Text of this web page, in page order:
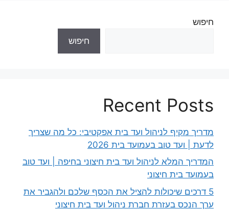
חיפוש
חיפוש
Recent Posts
מדריך מקיף לניהול ועד בית אפקטיבי: כל מה שצריך
לדעת | ועד טוב בעמועד בית 2026
המדריך המלא לניהול ועד בית חיצוני בחיפה | ועד טוב
בעמועד בית חיצוני
5 דרכים שיכולות להציל את הכסף שלכם ולהגביר את
ערך הנכס בעזרת חברת ניהול ועד בית חיצוני